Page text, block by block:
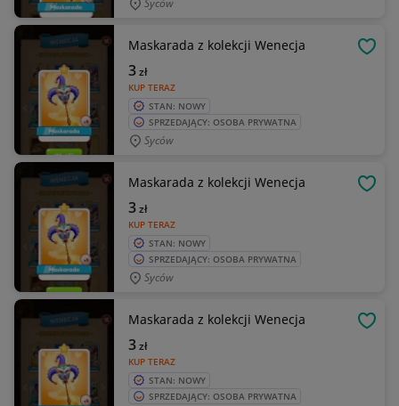
Syców
Maskarada z kolekcji Wenecja
KUP TERAZ
3zł
STAN: NOWY
SPRZEDAJĄCY: OSOBA PRYWATNA
Syców
Maskarada z kolekcji Wenecja
KUP TERAZ
3zł
STAN: NOWY
SPRZEDAJĄCY: OSOBA PRYWATNA
Syców
Maskarada z kolekcji Wenecja
KUP TERAZ
3zł
STAN: NOWY
SPRZEDAJĄCY: OSOBA PRYWATNA